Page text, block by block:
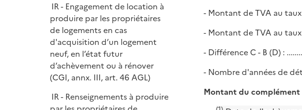
IR - Engagement de location à
produire par les propriétaires
de logements en cas
d'acquisition d’un logement
neuf, en l’état futur
d’achèvement ou à rénover
(CGI, annx. III, art. 46 AGL)
IR - Renseignements à produire
- Montant de TVA au
- Montant de TVA au
- Différence C - B (D) :
- Nombre d'années de
Montant du complément